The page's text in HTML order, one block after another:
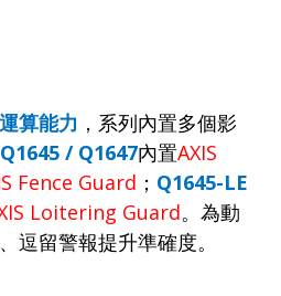
運算能力 ，系列內置多個影
Q1645 / Q1647內置AXIS
Fence Guard ； Q1645-LE
Loitering Guard。為動
逗留警報提升準確度。